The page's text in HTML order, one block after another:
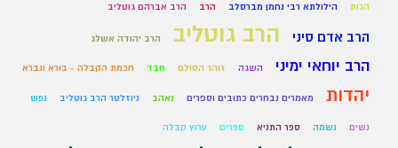
הגות הילולתא רבי נחמן מברסלב הרב הרב אברהם גוטליב
הרב אדם סיני הרב גוטליב הרב יהודה אשלג
הרב יוחאי ימיני השגה זוהר הסולם חבד חכמת הקבלה - בורא ונברא
יהדות מאמרים נבחרים כתובים וספרים נאהב ניוזלטר הרב גוטליב נפש
נשים נשמה ספר התניא ספרים ערוץ קבלה